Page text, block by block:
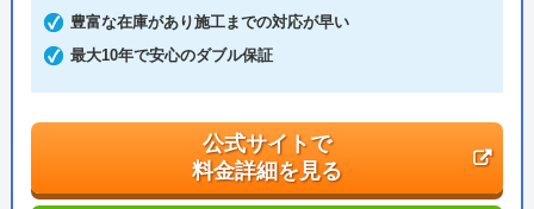
ニッカホームは全国に97店舗を展開する総合リフォー
ム店です。自社の職人が施工を担当するためコストダ
ので初めてのリフォームでも安心です。
豊富な在庫があり施工までの対応が早い
最大10年で安心のダブル保証
公式サイトで
料金詳細を見る